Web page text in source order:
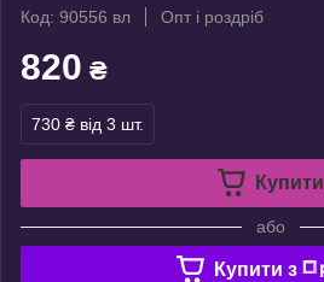
Код: 90556 вл
Опт і роздріб
820 ₴
730 ₴ від 3 шт.
Купити
або
Купити з